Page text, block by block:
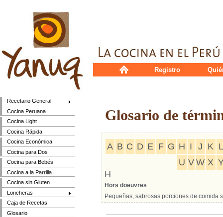
Recetario General
Cocina Peruana
Cocina Light
Cocina Rápida
Cocina Económica
Cocina para Dos
Cocina para Bebés
Cocina a la Parrilla
Cocina sin Gluten
Loncheras
Caja de Recetas
Glosario
Registro
Glosario de
A B C D E F G H I J K L
U V W X
H
Hors doeuvres
Pequeñas, sabrosas porciones de comida